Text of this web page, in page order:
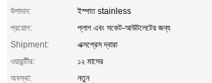
উপাদান:
ইস্পাত stainless
প্রয়োগ:
প্লাগ এবং সকেট-আউটলেটের জন্য
Shipment:
এক্সপ্রেস দ্বারা
ওয়ারান্টীর:
১২ মাসের
অবস্থা:
নতুন